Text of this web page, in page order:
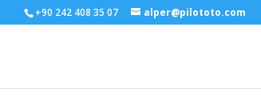
+90 242 408 35 07 alper@pilototo.com